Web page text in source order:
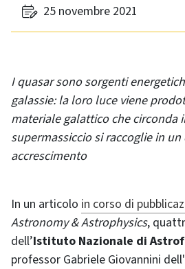
25 novembre 2021
I quasar sono sorgenti
galassie: la loro luce viene
materiale galattico che circonda
supermassiccio si raccoglie in un
accrescimento
In un articolo in corso di
Astronomy & Astrophysics,
dell’Istituto Nazionale di
professor Gabriele Giovannini dell'